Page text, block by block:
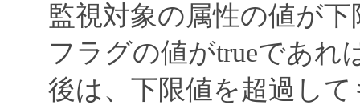
監視対象の属性の値が
フラグの値がtrueであれ
後は、下限値を超過し